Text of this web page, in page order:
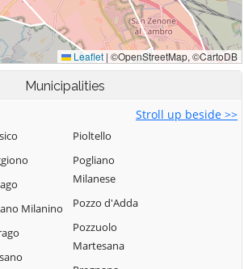
Municipalities
Stroll up beside >>
Milanino
Pioltello
Pogliano
Milanese
Pozzo d'Adda
Pozzuolo
Martesana